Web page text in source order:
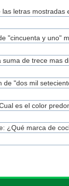
las letras mostradas
"cincuenta y uno"
suma de trece mas
de "dos mil
es el color
¿Qué marca de